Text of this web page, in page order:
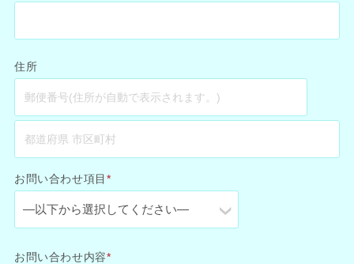
住所
お問い合わせ項目 *
お問い合わせ内容*